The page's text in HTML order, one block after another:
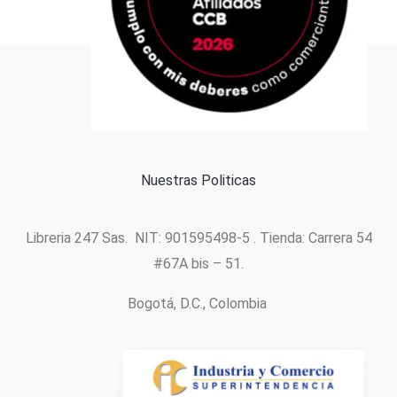
Formas de pago
Nuestras Politicas
Libreria 247 Sas. NIT: 901595498-5 . Tienda: Carrera 54
#67A bis – 51.
Bogotá, D.C., Colombia